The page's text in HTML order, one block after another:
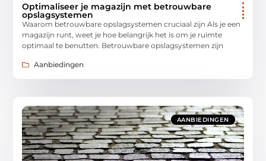
Optimaliseer je magazijn met betrouwbare
opslagsystemen
Waarom betrouwbare opslagsystemen cruciaal zijn Als je een
magazijn runt, weet je hoe belangrijk het is om je ruimte
optimaal te benutten. Betrouwbare opslagsystemen zijn
Aanbiedingen
AANBIEDINGEN